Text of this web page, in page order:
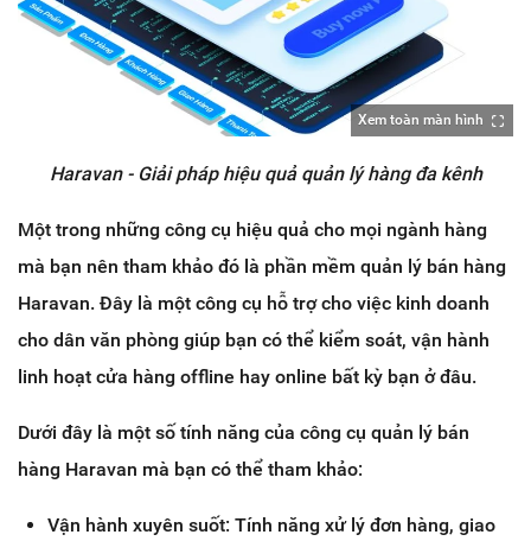
Xem toàn màn hình
Haravan - Giải pháp hiệu quả quản lý hàng đa kênh
Một trong những công cụ hiệu quả cho mọi ngành hàng
mà bạn nên tham khảo đó là phần mềm quản lý bán hàng
Haravan. Đây là một công cụ hỗ trợ cho việc kinh doanh
cho dân văn phòng giúp bạn có thể kiểm soát, vận hành
linh hoạt cửa hàng offline hay online bất kỳ bạn ở đâu.
Dưới đây là một số tính năng của công cụ quản lý bán
hàng Haravan mà bạn có thể tham khảo:
Vận hành xuyên suốt: Tính năng xử lý đơn hàng, giao